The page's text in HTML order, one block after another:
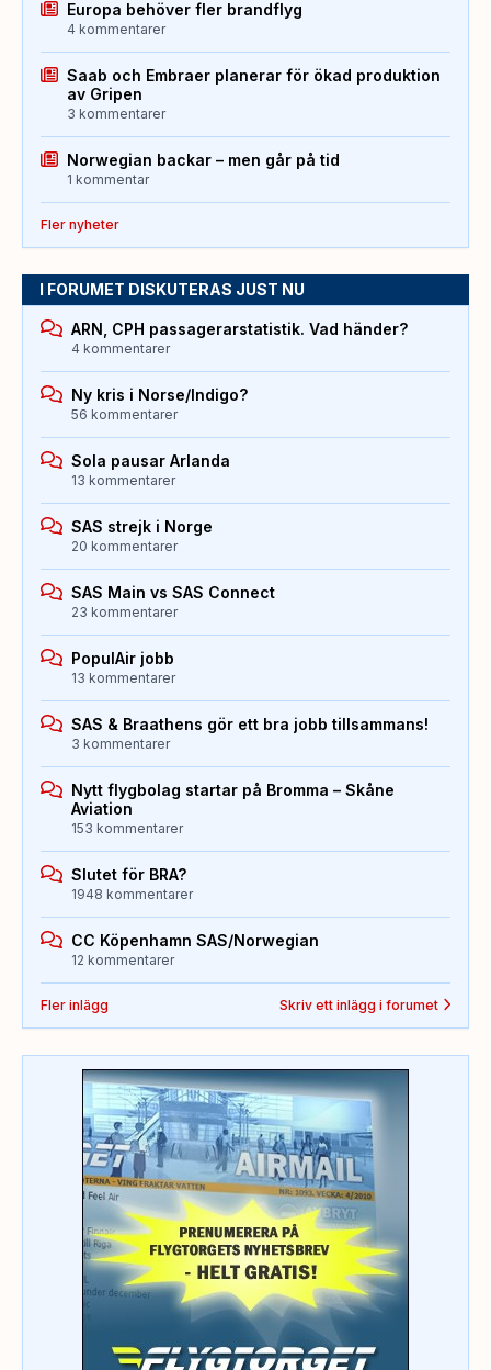
Europa behöver fler brandflyg
4 kommentarer
Saab och Embraer planerar för ökad produktion
av Gripen
3 kommentarer
Norwegian backar – men går på tid
1 kommentar
Fler nyheter
I FORUMET DISKUTERAS JUST NU
ARN, CPH passagerarstatistik. Vad händer?
4 kommentarer
Ny kris i Norse/Indigo?
56 kommentarer
Sola pausar Arlanda
13 kommentarer
SAS strejk i Norge
20 kommentarer
SAS Main vs SAS Connect
23 kommentarer
PopulAir jobb
13 kommentarer
SAS & Braathens gör ett bra jobb tillsammans!
3 kommentarer
Nytt flygbolag startar på Bromma – Skåne
Aviation
153 kommentarer
Slutet för BRA?
1948 kommentarer
CC Köpenhamn SAS/Norwegian
12 kommentarer
Fler inlägg Skriv ett inlägg i forumet